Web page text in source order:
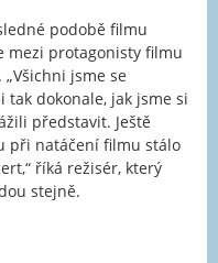
podobě filmu
mezi protagonisty filmu
jsme se
dokonale, jak jsme si
představit. Ještě
při natáčení filmu stálo
říká režisér, který
stejně.